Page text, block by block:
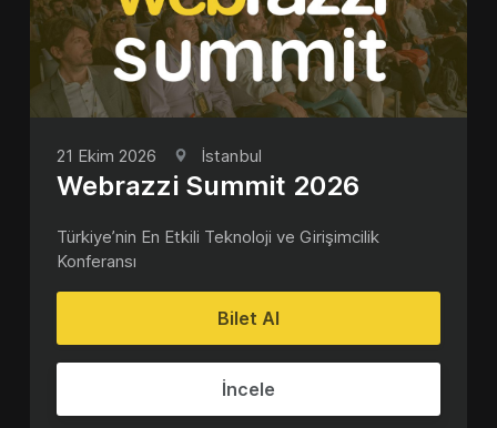
21 Ekim 2026 İstanbul
Webrazzi Summit 2026
Türkiye’nin En Etkili Teknoloji ve Girişimcilik
Konferansı
Bilet Al
İncele